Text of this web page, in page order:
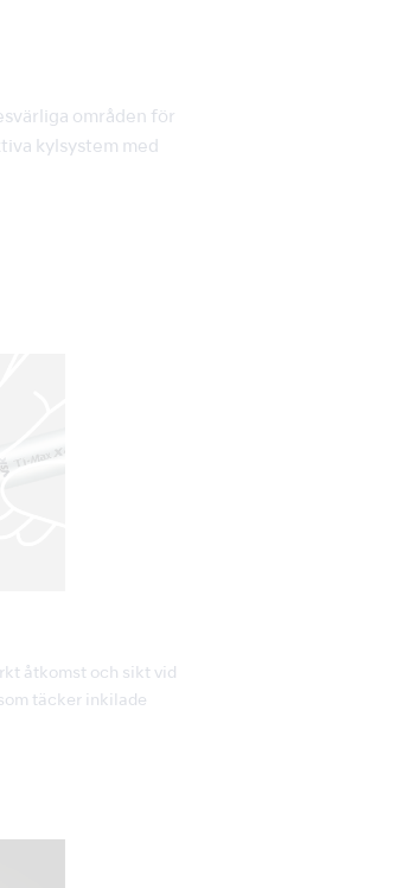
områden för
kylsystem med
åtkomst och sikt vid
täcker inkilade